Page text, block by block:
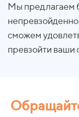
Мы предлагаем
сможем
превзойти ваши